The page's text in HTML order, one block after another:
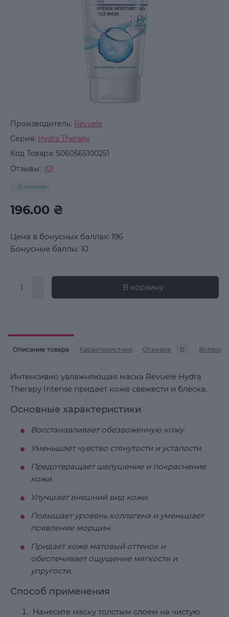
Производитель: Revuele
Серия: Hydra Therapy
Код Товара: 5060565100251
Отзывы: (0)
В наличии
196.00 ₴
Цена в бонусных баллах: 196
Бонусные баллы: 10
В корзину
Описание товара Характеристики Отзывов 0 Вопросы
Интенсивно увлажняющая маска Revuele Hydra
Therapy Intense придает коже свежести и блеска.
Основные характеристики
Восстанавливает обезвоженную кожу.
Уменьшает чувство стянутости и усталости.
Предотвращает шелушение и покраснение
кожи.
Улучшает внешний вид кожи.
Повышает уровень коллагена и уменьшает
появление морщин.
Придает коже матовый оттенок и
обеспечивает ощущение мягкости и
упругости.
Способ применения
Нанесите маску толстым слоем на чистую